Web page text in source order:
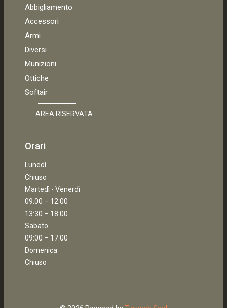
Abbigliamento
Accessori
Armi
Diversi
Munizioni
Ottiche
Softair
AREA RISERVATA
Orari
Lunedì
Chiuso
Martedì - Venerdì
09:00 – 12:00
13:30 – 18:00
Sabato
09:00 – 17:00
Domenica
Chiuso